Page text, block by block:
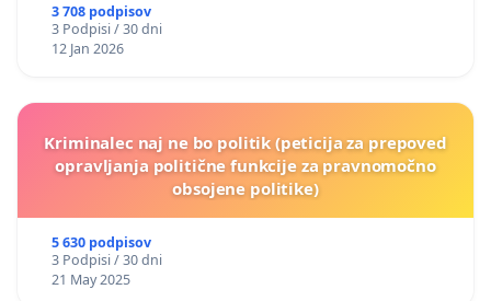
3 708 podpisov
3 Podpisi / 30 dni
12 Jan 2026
Kriminalec naj ne bo politik (peticija za prepoved
opravljanja politične funkcije za pravnomočno
obsojene politike)
5 630 podpisov
3 Podpisi / 30 dni
21 May 2025